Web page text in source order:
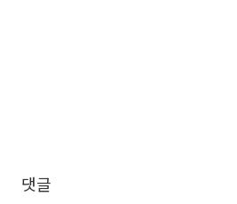
댓글